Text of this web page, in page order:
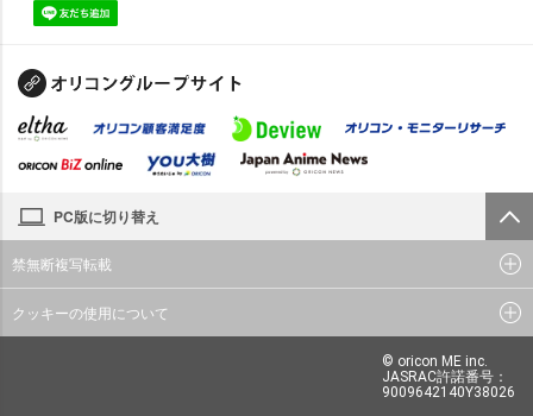
PC版に切り替え
禁無断複写転載
クッキーの使用について
© oricon ME inc.
JASRAC許諾番号：
9009642140Y38026